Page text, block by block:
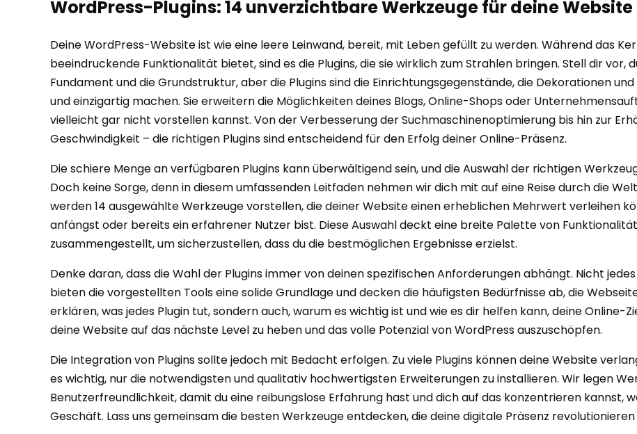
WordPress-Plugins: 14 unverzichtbare Werkzeuge für deine Website
Deine WordPress-Website ist wie eine leere Leinwand, bereit, mit Leben gefüllt zu werden. Während das
beeindruckende Funktionalität bietet, sind es die Plugins, die sie wirklich zum Strahlen bringen. Stell dir vor,
Fundament und die Grundstruktur, aber die Plugins sind die Einrichtungsgegenstände, die Dekorationen
und einzigartig machen. Sie erweitern die Möglichkeiten deines Blogs, Online-Shops oder
vielleicht gar nicht vorstellen kannst. Von der Verbesserung der Suchmaschinenoptimierung bis hin zur
Geschwindigkeit – die richtigen Plugins sind entscheidend für den Erfolg deiner Online-Präsenz.
Die schiere Menge an verfügbaren Plugins kann überwältigend sein, und die Auswahl der richtigen
Doch keine Sorge, denn in diesem umfassenden Leitfaden nehmen wir dich mit auf eine Reise durch die
werden 14 ausgewählte Werkzeuge vorstellen, die deiner Website einen erheblichen Mehrwert verleihen
anfängst oder bereits ein erfahrener Nutzer bist. Diese Auswahl deckt eine breite Palette von
zusammengestellt, um sicherzustellen, dass du die bestmöglichen Ergebnisse erzielst.
Denke daran, dass die Wahl der Plugins immer von deinen spezifischen Anforderungen abhängt. Nicht
bieten die vorgestellten Tools eine solide Grundlage und decken die häufigsten Bedürfnisse ab, die
erklären, was jedes Plugin tut, sondern auch, warum es wichtig ist und wie es dir helfen kann, deine Online-
deine Website auf das nächste Level zu heben und das volle Potenzial von WordPress auszuschöpfen.
Die Integration von Plugins sollte jedoch mit Bedacht erfolgen. Zu viele Plugins können deine Website
es wichtig, nur die notwendigsten und qualitativ hochwertigsten Erweiterungen zu installieren. Wir legen
Benutzerfreundlichkeit, damit du eine reibungslose Erfahrung hast und dich auf das konzentrieren kannst,
Geschäft. Lass uns gemeinsam die besten Werkzeuge entdecken, die deine digitale Präsenz